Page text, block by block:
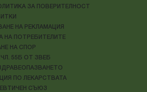
ЗА ПОВЕРИТЕЛНОСТ
НА РЕКЛАМАЦИЯ
НА ПОТРЕБИТЕЛИТЕ
НА СПОР
55Б ОТ ЗВЕБ
ПО ЛЕКАРСТВАТА
СЪЮЗ